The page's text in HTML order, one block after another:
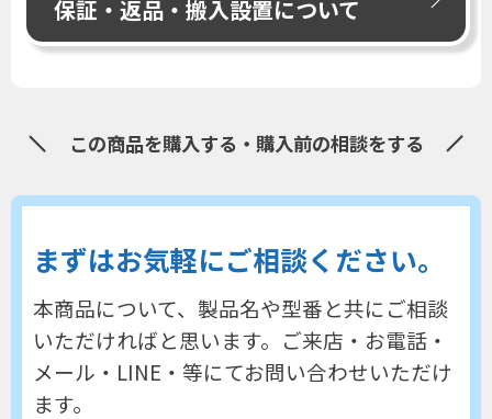
保証・返品・搬入設置について
この商品を購入する・購入前の相談をする
まずはお気軽にご相談ください。
本商品について、製品名や型番と共にご相談
いただければと思います。 ご来店・お電話・
メール・LINE・等にてお問い合わせいただけ
ます。